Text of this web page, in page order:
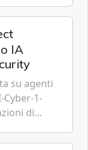
IA
su agenti
1-
di